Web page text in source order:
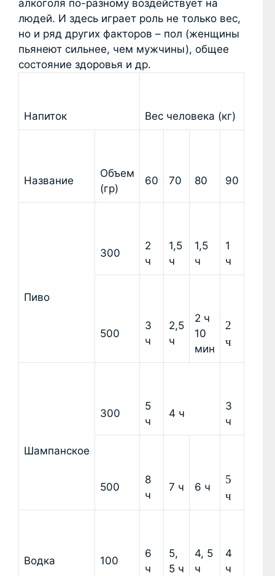
алкоголя по-разному воздействует на
людей. И здесь играет роль не только вес,
но и ряд других факторов – пол (женщины
пьянеют сильнее, чем мужчины), общее
состояние здоровья и др.
Напиток Вес человека (кг)
Название
Объем
(гр)
60 70 80 90
Пиво
300
2
ч
1,5
ч
1,5
ч
1
ч
500
3
ч
2,5
ч
2 ч
10
мин
2
ч
Шампанское
300
5
ч
4 ч
3
ч
500
8
ч
7 ч 6 ч
5
ч
Водка 100
6
ч
5,
5 ч
4, 5
ч
4
ч